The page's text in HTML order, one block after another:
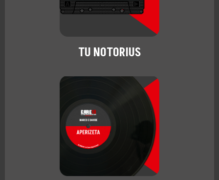
TU NOTORIUS